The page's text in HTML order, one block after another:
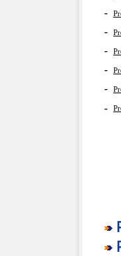
-
-
-
-
-
-